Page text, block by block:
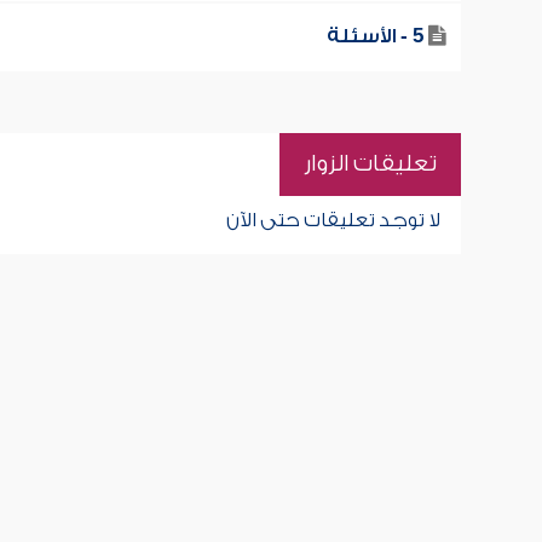
5 - الأسئلة
تعليقات الزوار
لا توجد تعليقات حتى الآن